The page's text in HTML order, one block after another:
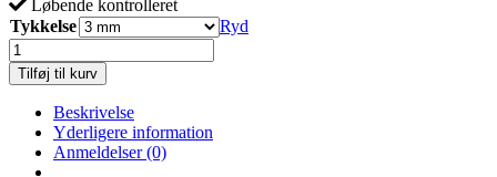
Løbende kontrolleret
Tykkelse
Ryd
Airex
R63.50
Plade
1300x47,5
eller
Tilføj til kurv
Beskrivelse
Yderligere information
Anmeldelser (0)